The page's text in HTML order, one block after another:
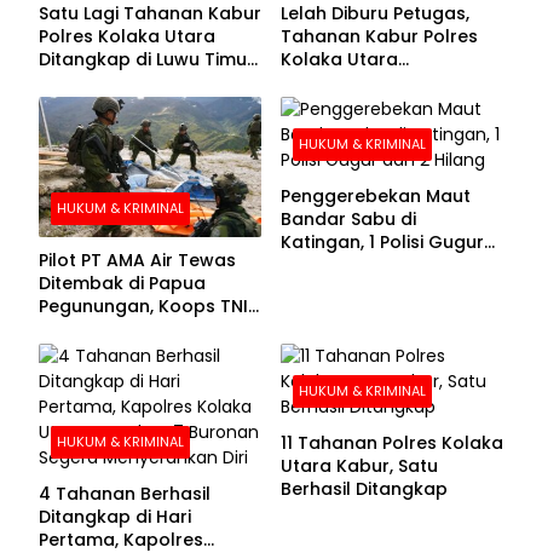
Satu Lagi Tahanan Kabur
Polres Kolaka Utara
Ditangkap di Luwu Timur,
Lelah Diburu Petugas,
Tahanan Kabur Polres
Kolaka Utara
HUKUM & KRIMINAL
Pilot PT AMA Air Tewas
Ditembak di Papua
Pegunungan, Koops TNI
Evakuasi Jenazah
Korban
HUKUM & KRIMINAL
Penggerebekan Maut
Bandar Sabu di
Katingan, 1 Polisi Gugur
HUKUM & KRIMINAL
4 Tahanan Berhasil
Ditangkap di Hari
Pertama, Kapolres
HUKUM & KRIMINAL
11 Tahanan Polres Kolaka
Utara Kabur, Satu
Berhasil Ditangkap